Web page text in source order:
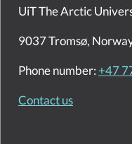
UiT The Arctic
9037 Tromsø,
Phone number:+47
Contact us